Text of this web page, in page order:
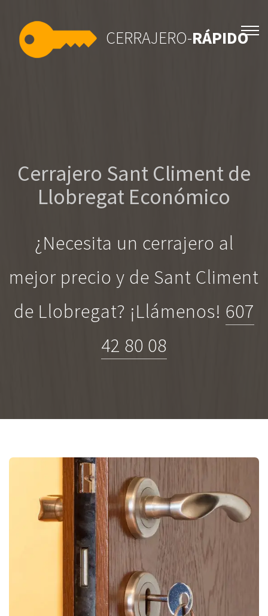
CERRAJERO-RÁPIDO
Cerrajero Sant Climent de
Llobregat Económico
¿Necesita un cerrajero al
mejor precio y de Sant Climent
de Llobregat? ¡Llámenos! 607
42 80 08